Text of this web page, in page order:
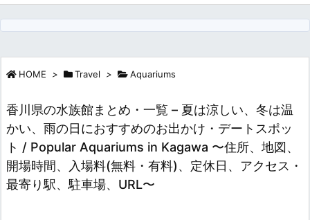
HOME > Travel > Aquariums
香川県の水族館まとめ・一覧 – 夏は涼しい、冬は温
かい、雨の日におすすめのお出かけ・デートスポッ
ト / Popular Aquariums in Kagawa 〜住所、地図、
開場時間、入場料(無料・有料)、定休日、アクセス・
最寄り駅、駐車場、URL〜